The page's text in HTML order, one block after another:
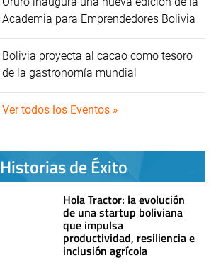
Academia para Emprendedores Bolivia
Bolivia proyecta al cacao como tesoro
de la gastronomía mundial
Ver todos los Eventos »
Historias de Éxito
Hola Tractor: la evolución
de una startup boliviana
que impulsa
productividad, resiliencia e
inclusión agrícola